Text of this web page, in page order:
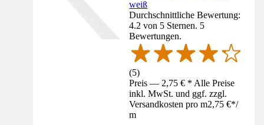
weiß
Durchschnittliche Bewertung:
4.2 von 5 Sternen. 5
Bewertungen.
(5)
Preis — 2,75 € * Alle Preise
inkl. MwSt. und ggf. zzgl.
Versandkosten pro m2,75 €*/
m